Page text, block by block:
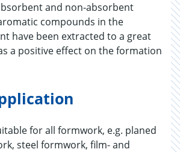
and non-absorbent
compounds in the
have been extracted to a great
a positive effect on the formation
for all formwork, e.g. planed
steel formwork, film- and